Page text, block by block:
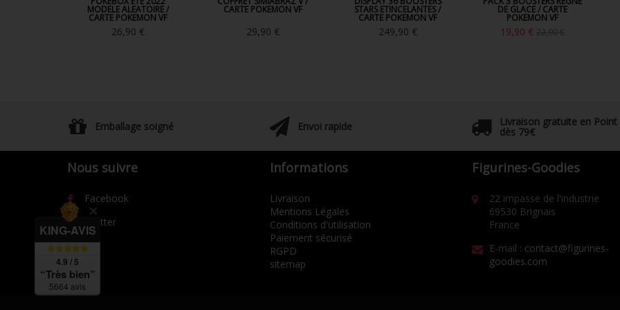
MODELE ALEATOIRE /
CARTE POKEMON VF
26,90 €
CARTE POKEMON VF
29,90 €
STARS ETINCELANTES /
CARTE POKEMON VF
249,90 €
DE GLACE / CARTE
POKEMON VF
19,90 € 22,90 €
Emballage soigné Envoi rapide Livraison gratuite en Point
dès 79€
Nous suivre
Facebook
Twitter
Informations
Livraison
Mentions Légales
Conditions d'utilisation
Paiement sécurisé
RGPD
sitemap
Figurines-Goodies
22 impasse de l'industrie
69530 Brignais
France
E-mail : contact@figurines-
goodies.com
KING-AVIS
4.9 / 5
“Très bien”
5664 avis